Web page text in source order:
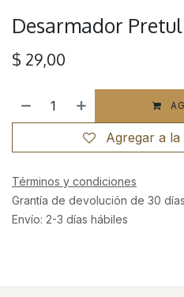
Desarmador
$ 29,00
Agregar a la
Términos y condiciones
Grantía de devolución de 30 días
Envío: 2-3 días hábiles